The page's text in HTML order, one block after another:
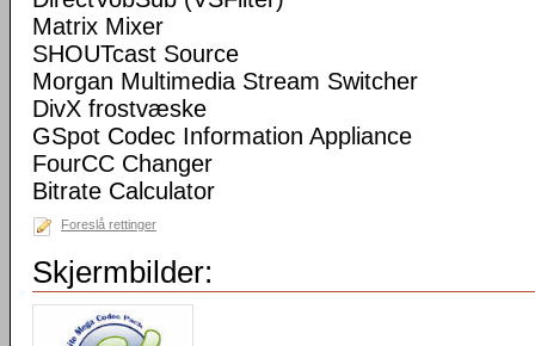
Matrix Mixer
SHOUTcast Source
Morgan Multimedia Stream Switcher
DivX frostvæske
GSpot Codec Information Appliance
FourCC Changer
Bitrate Calculator
Foreslå rettinger
Skjermbilder: